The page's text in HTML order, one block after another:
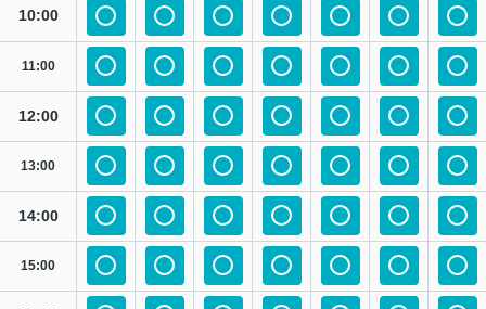
10:00
11:00
12:00
13:00
14:00
15:00